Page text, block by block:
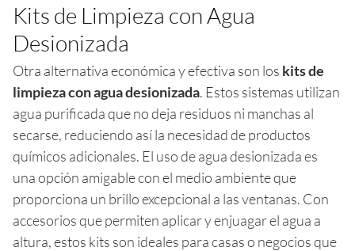
Kits de Limpieza con Agua
Desionizada
Otra alternativa económica y efectiva son los kits de
limpieza con agua desionizada. Estos sistemas utilizan
agua purificada que no deja residuos ni manchas al
secarse, reduciendo así la necesidad de productos
químicos adicionales. El uso de agua desionizada es
una opción amigable con el medio ambiente que
proporciona un brillo excepcional a las ventanas. Con
accesorios que permiten aplicar y enjuagar el agua a
altura, estos kits son ideales para casas o negocios que